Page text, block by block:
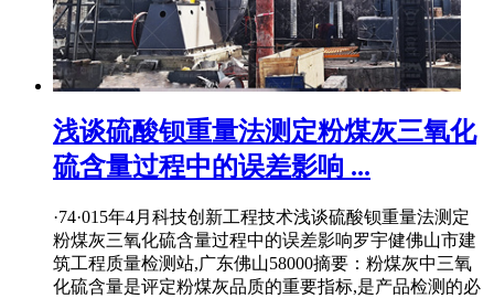
浅谈硫酸钡重量法测定粉煤灰三氧化
硫含量过程中的误差影响 ...
·74·015年4月科技创新工程技术浅谈硫酸钡重量法测定
粉煤灰三氧化硫含量过程中的误差影响罗宇健佛山市建
筑工程质量检测站,广东佛山58000摘要：粉煤灰中三氧
化硫含量是评定粉煤灰品质的重要指标,是产品检测的必